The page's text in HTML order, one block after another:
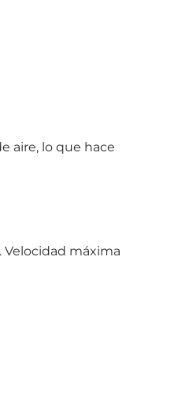
aire, lo que hace
Velocidad máxima